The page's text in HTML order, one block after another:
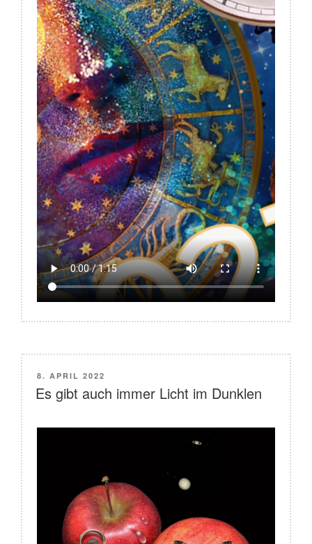
VERÖFFENTLICHT
AM
8. APRIL 2022
Es gibt auch immer Licht im Dunklen